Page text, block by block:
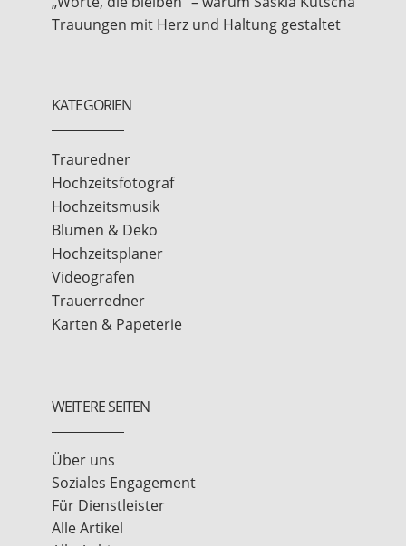
Trauungen mit Herz und Haltung gestaltet
KATEGORIEN
Trauredner
Hochzeitsfotograf
Hochzeitsmusik
Blumen & Deko
Hochzeitsplaner
Videografen
Trauerredner
Karten & Papeterie
WEITERE SEITEN
Über uns
Soziales Engagement
Für Dienstleister
Alle Artikel